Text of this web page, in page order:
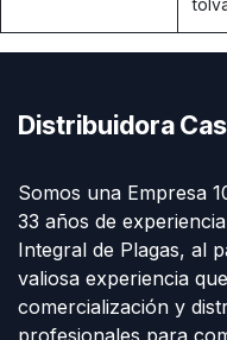
Distribuidora
Somos una Empresa
33 años de
Integral de Plagas, al
valiosa experiencia
comercialización y
profesionales para